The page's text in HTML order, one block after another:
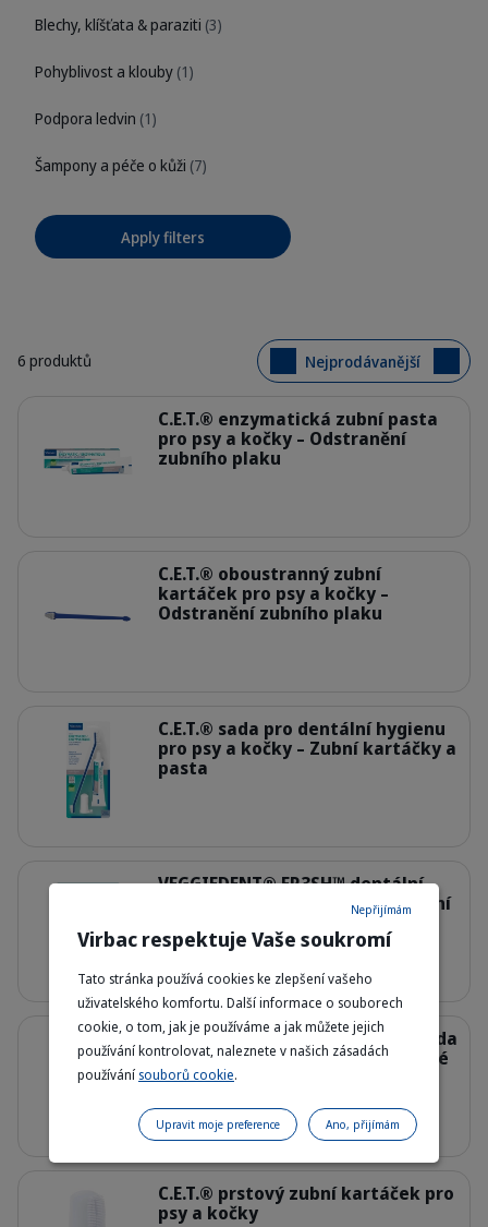
Blechy, klíšťata & paraziti (3)
Pohyblivost a klouby (1)
Podpora ledvin (1)
Šampony a péče o kůži (7)
Apply filters
6 produktů Nejprodávanější
C.E.T.® enzymatická zubní pasta
pro psy a kočky – Odstranění
zubního plaku
C.E.T.® oboustranný zubní
kartáček pro psy a kočky –
Odstranění zubního plaku
C.E.T.® sada pro dentální hygienu
pro psy a kočky – Zubní kartáčky a
pasta
308899_Bag_Veggiedent-
VEGGIEDENT® FR3SH™ dentální
žvýkací plátky pro psy - Na čištění
Vet Aquadent® FR3SH™ ústní voda
pro psy a kočky – Roztok do pitné
vody proti zubnímu plaku
Podrobnosti
C.E.T.® prstový zubní kartáček pro
psy a kočky
Virbac respektuje Vaše soukromí
Tato stránka používá cookies ke zlepšení vašeho
uživatelského komfortu. Další informace o souborech
cookie, o tom, jak je používáme a jak můžete jejich
používání kontrolovat, naleznete v našich zásadách
používání souborů cookie.
Nepřijímám
Ano, přijímám
Upravit moje preference